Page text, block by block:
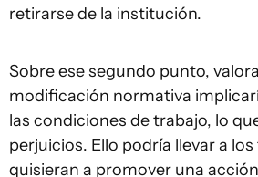
retirarse de la institución.
Sobre ese segundo punto,
modificación normativa
las condiciones de trabajo, lo
perjuicios. Ello podría llevar a los
quisieran a promover una